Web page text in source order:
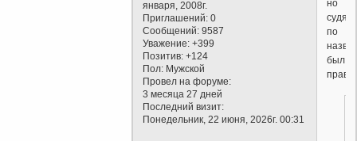
января, 2008г.
Приглашений: 0
Сообщений: 9587
Уважение: +399
Позитив: +124
Пол: Мужской
Провел на форуме:
3 месяца 27 дней
Последний визит:
Понедельник, 22 июня, 2026г. 00:31
но
судя
по
был
прав.